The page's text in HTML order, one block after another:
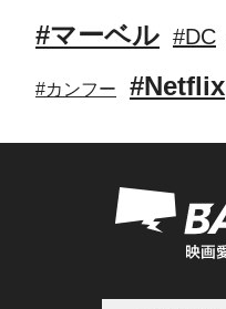
#マーベル #DC
#カンフー #Netflix